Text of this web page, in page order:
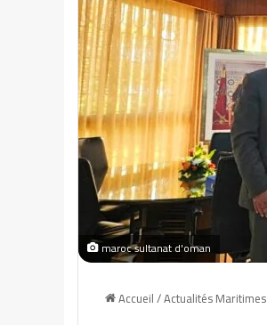
maroc sultanat d'oman
Accueil/Actualités Maritimes